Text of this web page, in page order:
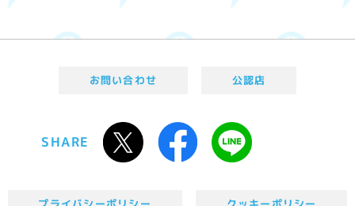
お問い合わせ 公認店
SHARE